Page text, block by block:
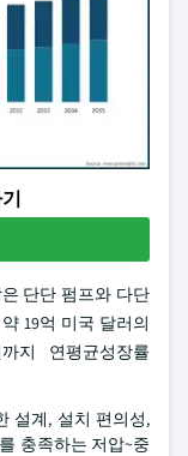
단단 펌프와 다단
19억 미국 달러의
지 연평균성장률
설계, 설치 편의성,
충족하는 저압~중